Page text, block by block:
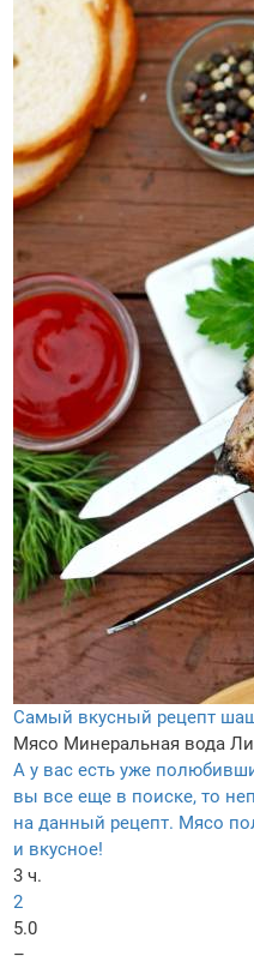
Самый вкусный рецепт
Мясо Минеральная вода
А у вас есть уже
вы все еще в поиске, то
на данный рецепт. Мясо
и вкусное!
3 ч.
2
5.0
–